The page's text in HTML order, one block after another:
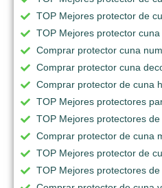
TOP Mejores protector de
TOP Mejores protector
Comprar protector cuna
Comprar protector cuna
Comprar protector de cuna
TOP Mejores protectores
TOP Mejores protectores
Comprar protector de cuna
TOP Mejores protector de
TOP Mejores protectores